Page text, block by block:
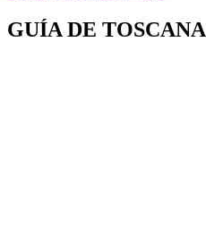
GUÍA DE TOSCANA